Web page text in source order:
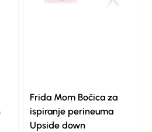
Frida Mom Bočica za
ispiranje perineuma
Upside down